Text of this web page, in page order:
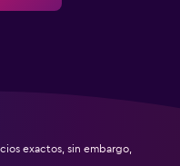
exactos, sin embargo,